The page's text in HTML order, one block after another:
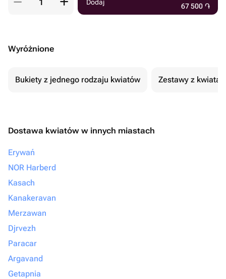
Dodaj 67 500 ֏
Wyróżnione
Bukiety z jednego rodzaju kwiatów Zestawy z
Dostawa kwiatów w innych miastach
Erywań
NOR Harberd
Kasach
Kanakeravan
Merzawan
Djrvezh
Paracar
Argavand
Getapnia